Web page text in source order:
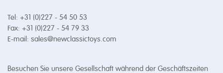
Tel: +31 (0)227 - 54 50 53
Fax: +31 (0)227 - 54 79 33
E-mail: sales@newclassictoys.com
Besuchen Sie unsere Gesellschaft während der Geschäftszeiten